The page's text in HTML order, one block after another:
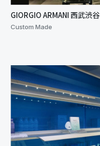
GIORGIO ARMANI 西武渋谷
Custom Made